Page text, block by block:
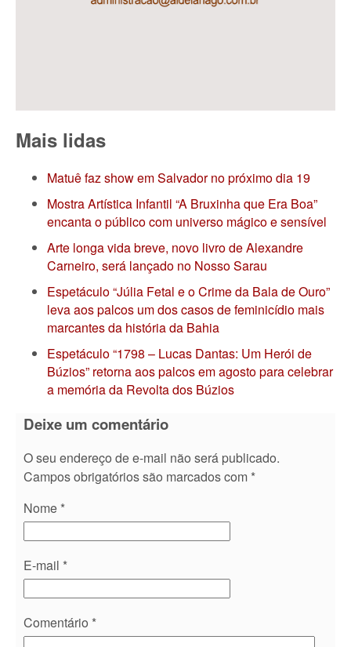
Mais lidas
Matuê faz show em Salvador no próximo dia 19
Mostra Artística Infantil “A Bruxinha que Era Boa”
encanta o público com universo mágico e sensível
Arte longa vida breve, novo livro de Alexandre
Carneiro, será lançado no Nosso Sarau
Espetáculo “Júlia Fetal e o Crime da Bala de Ouro”
leva aos palcos um dos casos de feminicídio mais
marcantes da história da Bahia
Espetáculo “1798 – Lucas Dantas: Um Herói de
Búzios” retorna aos palcos em agosto para celebrar
a memória da Revolta dos Búzios
Deixe um comentário
O seu endereço de e-mail não será publicado.
Campos obrigatórios são marcados com *
Nome *
E-mail *
Comentário *